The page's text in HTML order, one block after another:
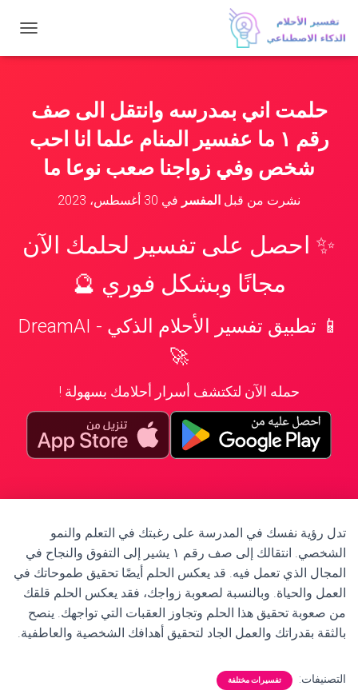
ب
حلمت اني بمدرسه وانتقل الى صف
رقم ١ ما عفسير المنام علما انا احب
شخص وفي زواجنا صعب نوعا ما
نشرت من قبل المفسر في 30 أغسطس، 2023
✨ احصل على تفسير لحلمك الآن
مجانًا وبشكل فوري 🔮
📱 تطبيق تفسير الأحلام الذكي - DreamAI
🚀
حمله الآن لتكتشف أسرار أحلامك بسهولة !
تدل رؤية نفسك في المدرسة على رغبتك في التعلم والنمو
الشخصي. انتقالك إلى صف رقم ١ يشير إلى التفوق والنجاح في
المجال الذي تعمل فيه. قد يعكس الحلم أيضًا تحقيق طموحاتك في
العمل والحياة. وبالنسبة لصعوبة زواجك، فقد يعكس الحلم قلقك
من صعوبة تحقيق هذا الحلم وتجاوز العقبات التي تواجهك. ينصح
بالثقة بقدراتك والعمل الجاد لتحقيق أهدافك الشخصية والعاطفية.
التصنيفات: تفسيرات مختلفة